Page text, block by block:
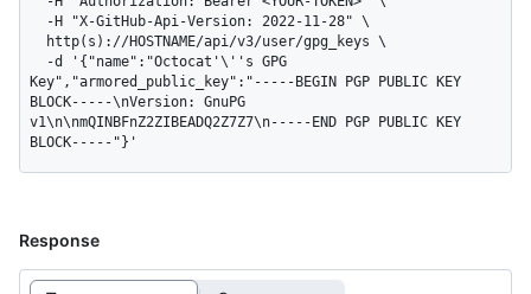
Key","armored_public_key":"-----BEGIN PGP PUBLIC KEY
BLOCK-----\nVersion: GnuPG
v1\n\nmQINBFnZ2ZIBEADQ2Z7Z7\n-----END PGP PUBLIC KEY
BLOCK-----"}'
Response